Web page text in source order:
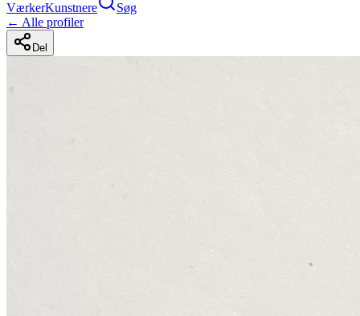
VærkerKunstnere
Søg
← Alle profiler
Del